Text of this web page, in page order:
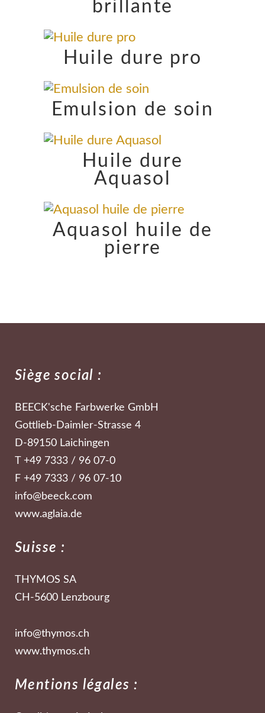
brillante
Huile dure pro
Emulsion de soin
Huile dure
Aquasol
Aquasol huile de
pierre
Siège social :
BEECK'sche Farbwerke GmbH
Gottlieb-Daimler-Strasse 4
D-89150 Laichingen
T +49 7333 / 96 07-0
F +49 7333 / 96 07-10
info@beeck.com
www.aglaia.de
Suisse :
THYMOS SA
CH-5600 Lenzbourg
info@thymos.ch
www.thymos.ch
Mentions légales :